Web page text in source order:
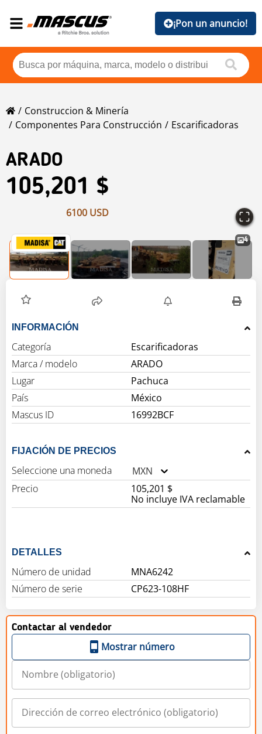
¡Pon un anuncio!
Construccion & Minería
Componentes Para Construcción
Escarificadoras
ARADO
105,201 $
6100 USD
4
INFORMACIÓN
Categoría
Escarificadoras
Marca / modelo
ARADO
Lugar
Pachuca
País
México
Mascus ID
16992BCF
FIJACIÓN DE PRECIOS
Seleccione una moneda
MXN
Precio
105,201 $
No incluye IVA reclamable
DETALLES
Número de unidad
MNA6242
Número de serie
CP623-108HF
Contactar al vendedor
Mostrar número